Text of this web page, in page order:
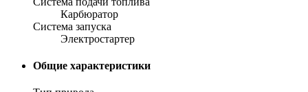
Карбюратор
Система запуска
Электростартер
Общие характеристики